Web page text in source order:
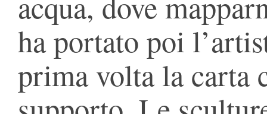
ha portato poi
prima volta la carta